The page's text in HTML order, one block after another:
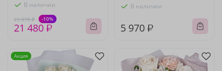
В наличии
23 870 ₽ -10%
21 480 ₽
В наличии
5 970 ₽
Акция